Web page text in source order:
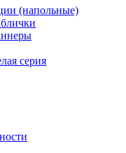
(напольные)
серия